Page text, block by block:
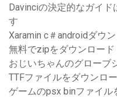
Davinciの決定的なガイ
す
Xaramin c＃androidダウ
無料でzipをダウンロード
おじいちゃんのグローブ
TTFファイルをダウンロ
ゲームのpsx binファイル